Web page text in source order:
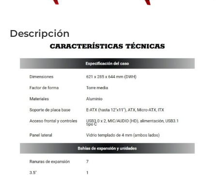
Descripción